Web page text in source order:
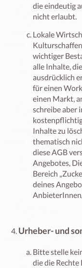
die eindeutig
nicht erlaubt.
Lokale
wichtiger
alle Inhalte,
ausdrücklich
für einen
einen Markt,
schreibe aber
Inhalte zu
thematisch
diese AGB
Angebotes,
Bereich
deines
Urheber- und
Bitte stelle
die die